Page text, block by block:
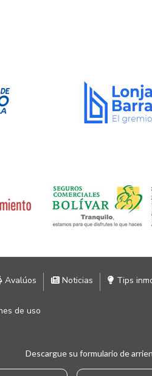
Avalúos Noticias Tips
de uso
Descargue su formulario de